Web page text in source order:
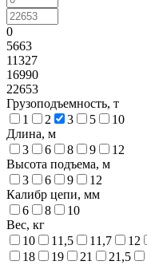
0
5663
11327
16990
22653
Грузоподъемность, т
1
2 3 5
10
Длина, м
3
6 8 9
12
Высота подъема, м
3
6 9
12
Калибр цепи, мм
6
8
10
Вес, кг
10
11,5 11,7 12
18
19 21 21,5